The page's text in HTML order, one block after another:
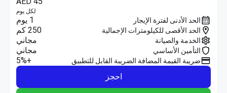
لكل يوم
الحد الأدنى لفترة الإيجار 1 يوم
الحد الأقصى للكيلومترات الإجمالية 250 كم
الخدمة والصيانة مجاني
التأمين الأساسي مجاني
ضريبة القيمة المضافة الضريبة القابل للتطبيق
+5%
احجز